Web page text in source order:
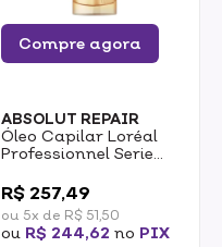
Compre agora
ABSOLUT REPAIR
Óleo Capilar Loréal
Professionnel Serie
Oil 90ml
R$ 257,49
ou 5x de R$ 51,50
ou R$ 244,62 no PIX